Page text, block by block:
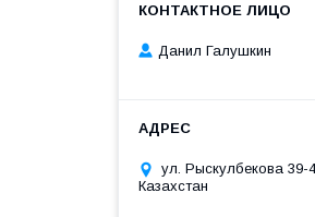
Данил Галушкин
ул. Рыскулбекова 39-
Казахстан